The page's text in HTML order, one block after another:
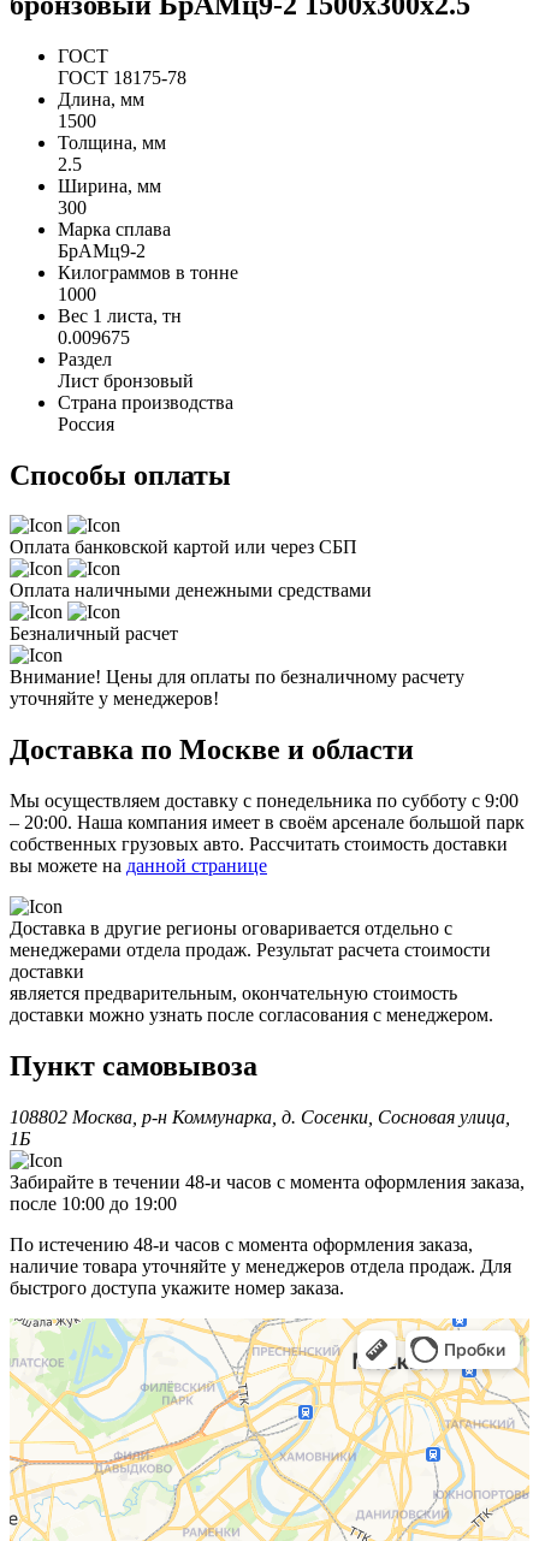
ГОСТ
ГОСТ 18175-78
Длина, мм
1500
Толщина, мм
2.5
Ширина, мм
300
Марка сплава
БрАМц9-2
Килограммов в тонне
1000
Вес 1 листа, тн
0.009675
Раздел
Лист бронзовый
Страна производства
Россия
Способы оплаты
Оплата банковской картой или через СБП
Оплата наличными денежными средствами
Безналичный расчет
Внимание! Цены для оплаты по безналичному расчету
уточняйте у менеджеров!
Доставка по Москве и области
Мы осуществляем доставку с понедельника по субботу с 9:00
– 20:00. Наша компания имеет в своём арсенале большой парк
собственных грузовых авто. Рассчитать стоимость доставки
вы можете на данной странице
Доставка в другие регионы оговаривается отдельно с
менеджерами отдела продаж. Результат расчета стоимости
доставки
является предварительным, окончательную стоимость
доставки можно узнать после согласования с менеджером.
Пункт самовывоза
108802 Москва, р-н Коммунарка, д. Сосенки, Сосновая улица,
1Б
Забирайте в течении 48-и часов с момента оформления заказа,
после 10:00 до 19:00
По истечению 48-и часов с момента оформления заказа,
наличие товара уточняйте у менеджеров отдела продаж. Для
быстрого доступа укажите номер заказа.